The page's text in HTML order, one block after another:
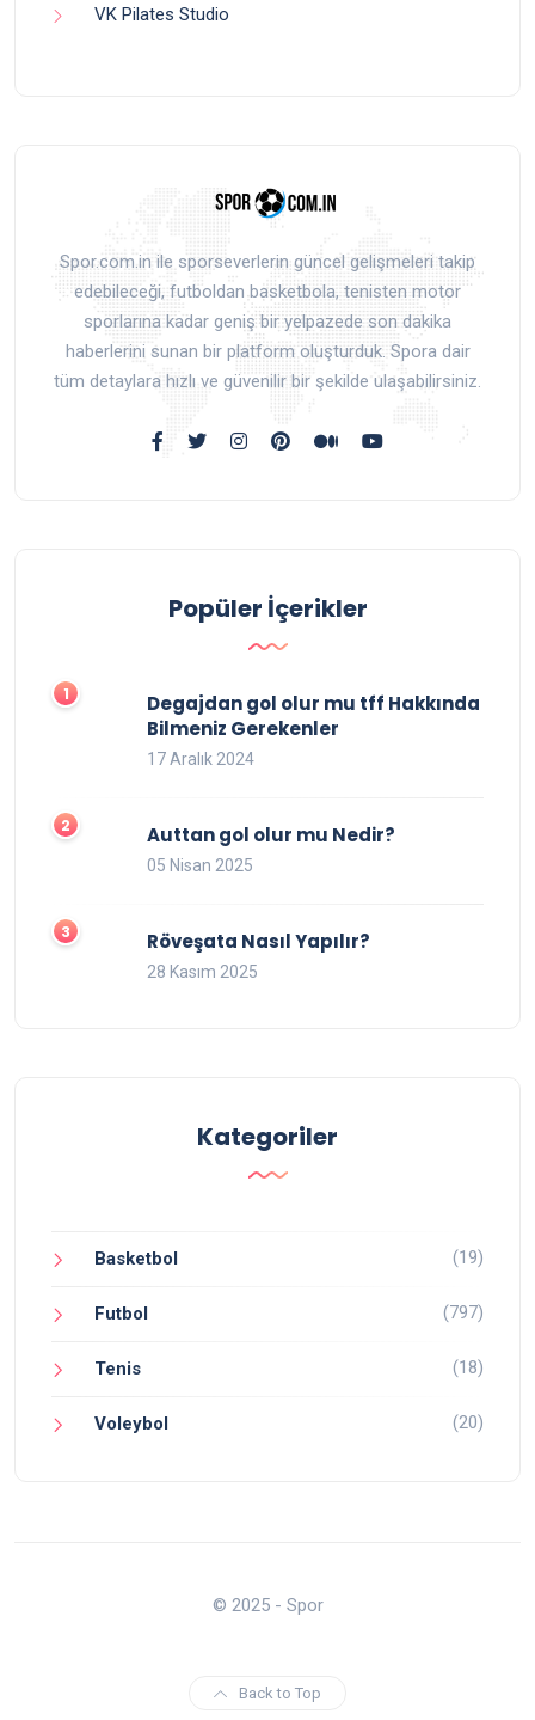
VK Pilates Studio
Spor.com.in ile sporseverlerin güncel gelişmeleri takip
edebileceği, futboldan basketbola, tenisten motor
sporlarına kadar geniş bir yelpazede son dakika
haberlerini sunan bir platform oluşturduk. Spora dair
tüm detaylara hızlı ve güvenilir bir şekilde ulaşabilirsiniz.
Popüler İçerikler
Degajdan gol olur mu tff Hakkında
Bilmeniz Gerekenler
17 Aralık 2024
Auttan gol olur mu Nedir?
05 Nisan 2025
Röveşata Nasıl Yapılır?
28 Kasım 2025
Kategoriler
Basketbol (19)
Futbol (797)
Tenis (18)
Voleybol (20)
© 2025 - Spor
Back to Top